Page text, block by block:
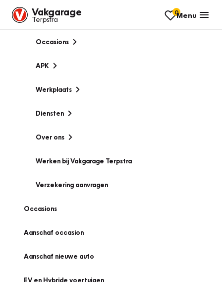
Vakgarage
Terpstra
0Menu
Occasions
APK
Werkplaats
Diensten
Over ons
Werken bij Vakgarage Terpstra
Verzekering aanvragen
Occasions
Aanschaf occasion
Aanschaf nieuwe auto
EV en Hybride voertuigen